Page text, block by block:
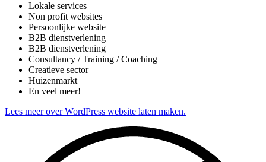
Lokale services
Non profit websites
Persoonlijke website
B2B dienstverlening
B2B dienstverlening
Consultancy / Training / Coaching
Creatieve sector
Huizenmarkt
En veel meer!
Lees meer over WordPress website laten maken.